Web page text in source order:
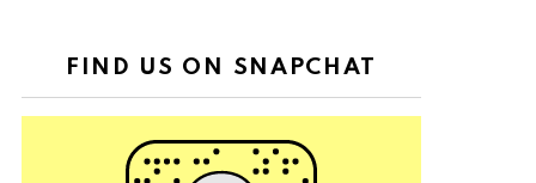
FIND US ON SNAPCHAT